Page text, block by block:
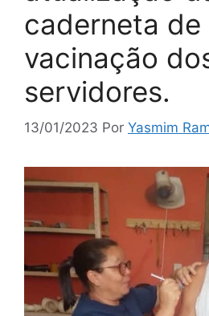
caderneta de
vacinação
servidores.
13/01/2023 Por Yasmim